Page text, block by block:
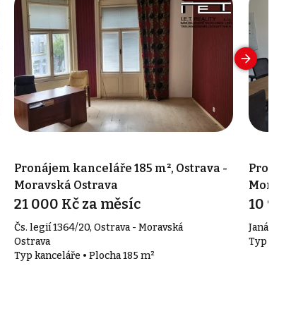
Pronájem kanceláře 185 m², Ostrava -
Moravská Ostrava
21 000 Kč za měsíc
Čs. legií 1364/20, Ostrava - Moravská
Ostrava
Typ kanceláře • Plocha 185 m²
10
Typ